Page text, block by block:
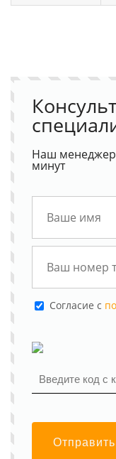
Наш менеджер
минут
Cогласие с
Отправить